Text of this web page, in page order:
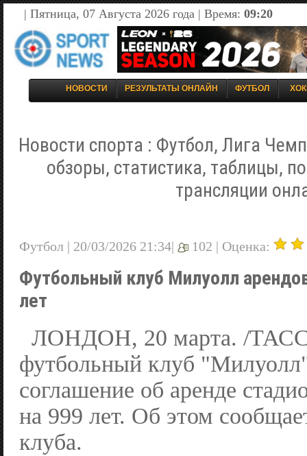
| Пятница, 07 Августа 2026 года | Время: 09:20
НОВОСТИ РЕЗУЛЬТАТЫ ОНЛАЙН ФУТБОЛ
Новости спорта : Футбол, Лига
обзоры, статистика, таблицы,
трансляции
Футбол | 20/03/2026 21:34| 102 | Оценка:
Футбольный клуб Милуолл
лет
ЛОНДОН, 20 марта. /
футбольный клуб
соглашение об аренде
на 999 лет. Об этом
клуба.